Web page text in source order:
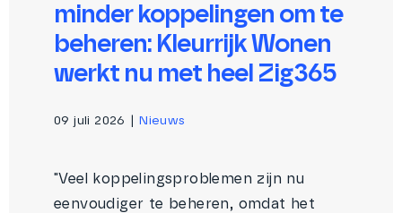
minder koppelingen om te
beheren: Kleurrijk Wonen
werkt nu met heel Zig365
09 juli 2026 Nieuws
"Veel koppelingsproblemen zijn nu
eenvoudiger te beheren, omdat het